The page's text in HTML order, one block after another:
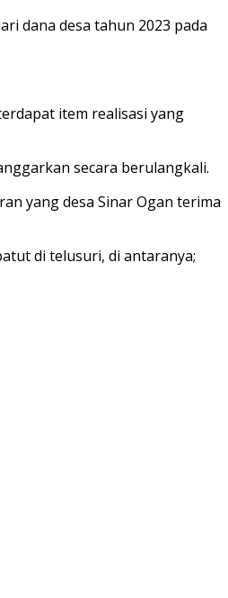
dana desa tahun 2023 pada
item realisasi yang
secara berulangkali.
yang desa Sinar Ogan terima
di telusuri, di antaranya;